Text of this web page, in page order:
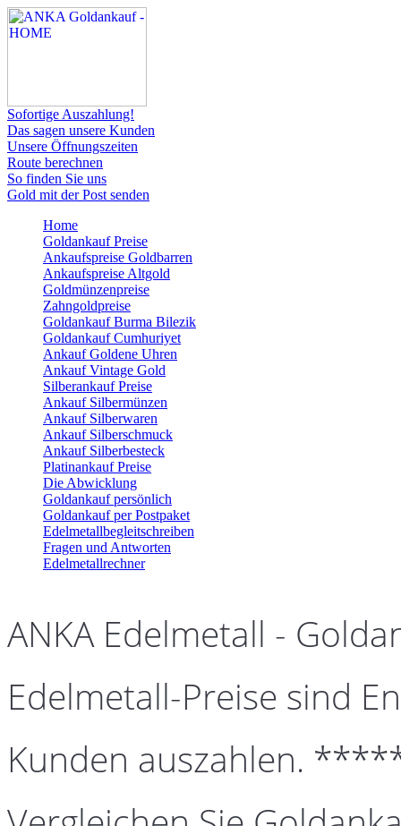
Sofortige Auszahlung!
Das sagen unsere Kunden
Unsere Öffnungszeiten
Route berechnen
So finden Sie uns
Gold mit der Post senden
Home
Goldankauf Preise
Ankaufspreise Goldbarren
Ankaufspreise Altgold
Goldmünzenpreise
Zahngoldpreise
Goldankauf Burma Bilezik
Goldankauf Cumhuriyet
Ankauf Goldene Uhren
Ankauf Vintage Gold
Silberankauf Preise
Ankauf Silbermünzen
Ankauf Silberwaren
Ankauf Silberschmuck
Ankauf Silberbesteck
Platinankauf Preise
Die Abwicklung
Goldankauf persönlich
Goldankauf per Postpaket
Edelmetallbegleitschreiben
Fragen und Antworten
Edelmetallrechner
ANKA Edelmetall -
Edelmetall-Preise sind
Kunden auszahlen.